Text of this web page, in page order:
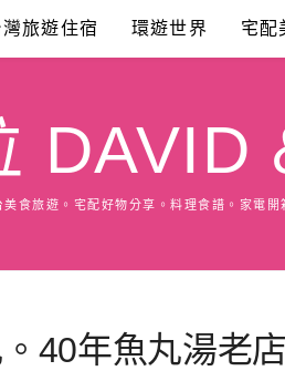
灣旅遊住宿 環遊世界 宅配
DAVID
美食旅遊。宅配好物分享。料理食譜。家電開
40年魚丸湯老